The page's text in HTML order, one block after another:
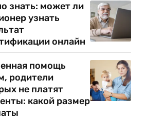
знать: может ли
узнать
онлайн
помощь
родители
не платят
какой размер